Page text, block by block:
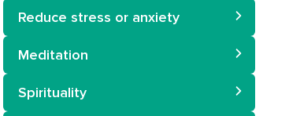
Reduce stress or anxiety
Meditation
Spirituality